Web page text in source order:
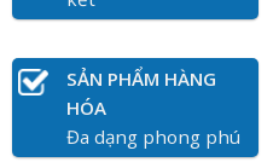
SẢN PHẨM HÀNG
HÓA
Đa dạng phong phú